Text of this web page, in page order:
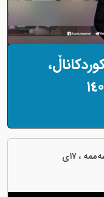
هەواڵەکانی ژووری هەواڵی کوردکاناڵ، دووشەممە ، ‌١٧ی